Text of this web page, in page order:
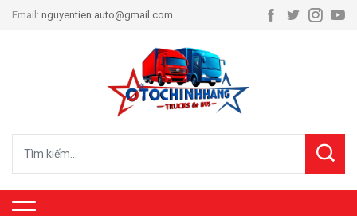
Email: nguyentien.auto@gmail.com